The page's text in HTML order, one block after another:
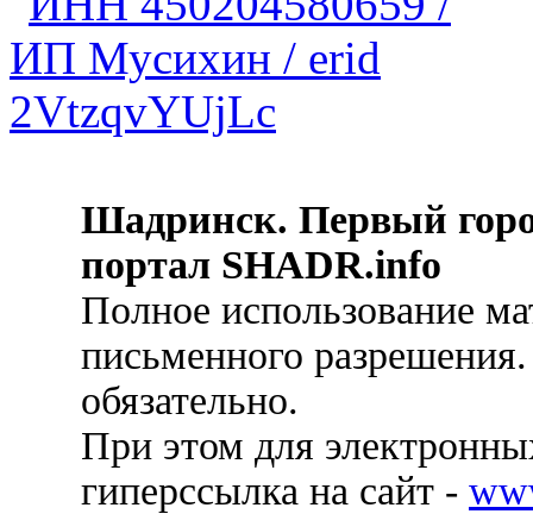
Шадринск. Первый
портал SHADR.info
Полное использование
письменного
обязательно.
При этом для
гиперссылка на сайт -